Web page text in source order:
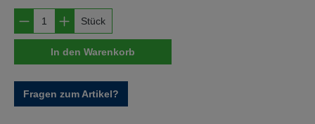
Produkt Anzahl: Gib den gewünschten
Stück
In den Warenkorb
Fragen zum Artikel?